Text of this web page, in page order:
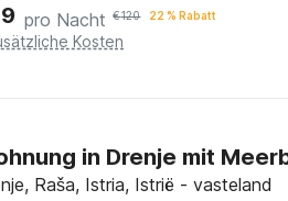
pro Nacht €120 22 % Rabatt
Kosten
in Drenje mit
Raša, Istria, Istrië - vasteland